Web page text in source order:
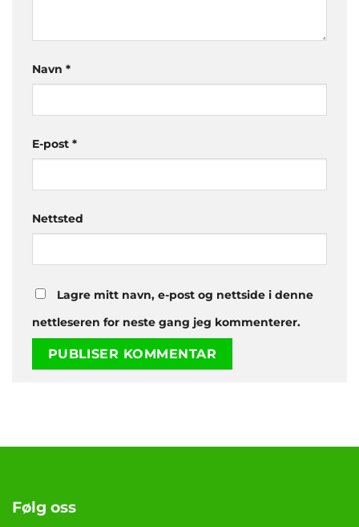
Navn *
E-post *
Nettsted
Lagre mitt navn, e-post og nettside i denne
nettleseren for neste gang jeg kommenterer.
Følg oss